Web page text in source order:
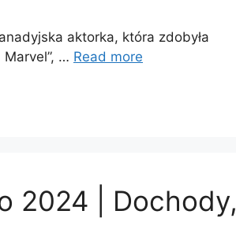
aktorka, która zdobyła
… Read more
2024 | Dochody,